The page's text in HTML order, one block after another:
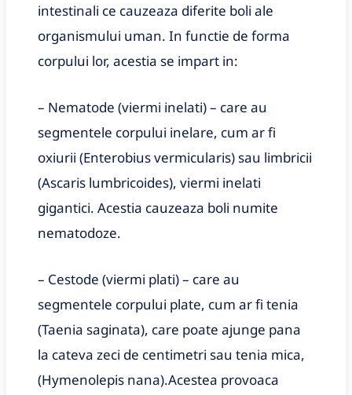
intestinali ce cauzeaza diferite boli ale
organismului uman. In functie de forma
corpului lor, acestia se impart in:
– Nematode (viermi inelati) – care au
segmentele corpului inelare, cum ar fi
oxiurii (Enterobius vermicularis) sau limbricii
(Ascaris lumbricoides), viermi inelati
gigantici. Acestia cauzeaza boli numite
nematodoze.
– Cestode (viermi plati) – care au
segmentele corpului plate, cum ar fi tenia
(Taenia saginata), care poate ajunge pana
la cateva zeci de centimetri sau tenia mica,
(Hymenolepis nana).Acestea provoaca